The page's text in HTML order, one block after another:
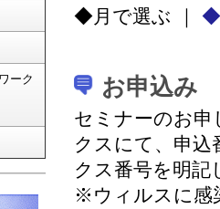
ーク
◆月で選ぶ ｜ ◆
お申込み
セミナーのお申
クスにて、申込
クス番号を明記
※ウィルスに感